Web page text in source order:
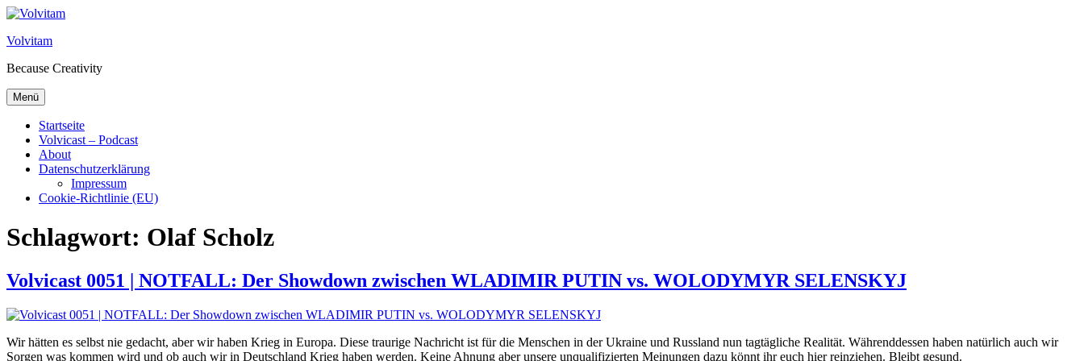
Zum Inhalt springen
Volvitam
Because Creativity
Menü
Startseite
Volvicast – Podcast
About
Datenschutzerklärung
Impressum
Cookie-Richtlinie (EU)
Schlagwort: Olaf Scholz
Volvicast 0051 | NOTFALL: Der Showdown zwischen WLADIMIR PUTIN vs. WOLODYMYR SELENSKYJ
Wir hätten es selbst nie gedacht, aber wir haben Krieg in Europa. Diese traurige Nachricht ist für die Menschen in der Ukraine und Russland nun tagtägliche Realität. Währenddessen haben natürlich auch wir
Sorgen was kommen wird und ob auch wir in Deutschland Krieg haben werden. Keine Ahnung aber unsere unqualifizierten Meinungen dazu könnt ihr euch hier reinziehen. Bleibt gesund.